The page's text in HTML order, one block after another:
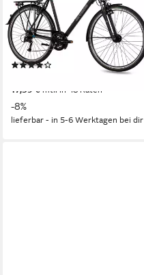
TR.2820
56 cm Rahmenhöhe
24 Gänge
120 kg Zul. Gesamtgewicht
17,39 € mtl. in 48 Raten
-8%
lieferbar - in 5-6 Werktagen bei dir